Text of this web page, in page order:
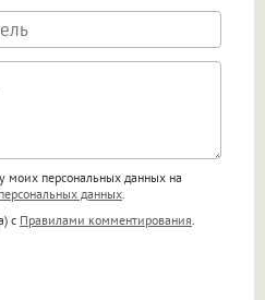
<em>, <s>, <big>,
<pre>, <ul>, <ol>, <li>,
HTML,
становятся
img] будет
моих персональных данных на
данных
с Правилами комментирования